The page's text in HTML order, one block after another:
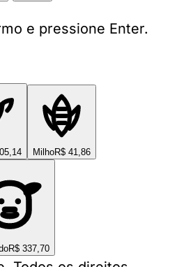
e pressione Enter.
MilhoR$ 41,86
R$ 337,70